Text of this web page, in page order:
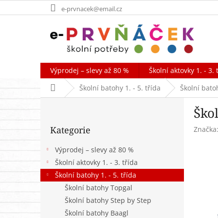
na
e-prvnacek@email.cz
Výprodej – slevy až 80 % Školní aktovky 1. - 3.
Domů Školní batohy 1. - 5. třída Školní
P
n
kategorie
Kategorie
Výprodej – slevy až 80 %
Školní aktovky 1. - 3. třída
Školní batohy 1. - 5. třída
Školní batohy Topgal
Školní batohy Step by Step
Školní batohy Baagl
Značka: